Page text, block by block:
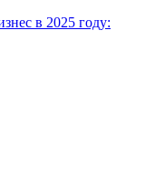
в 2025 году: